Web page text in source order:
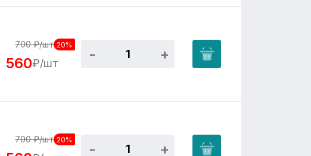
700₽/шт 20%
560₽/шт
700₽/шт 20%